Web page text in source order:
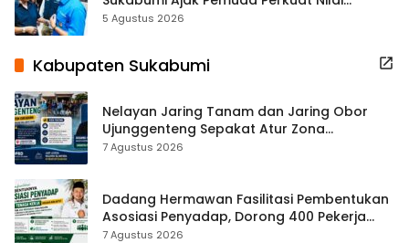
Kebangsaan
5 Agustus 2026
Kabupaten Sukabumi
Nelayan Jaring Tanam dan Jaring Obor
Ujunggenteng Sepakat Atur Zona
Penangkapan
7 Agustus 2026
Dadang Hermawan Fasilitasi Pembentukan
Asosiasi Penyadap, Dorong 400 Pekerja
Dapat Perlindungan BPJS
7 Agustus 2026